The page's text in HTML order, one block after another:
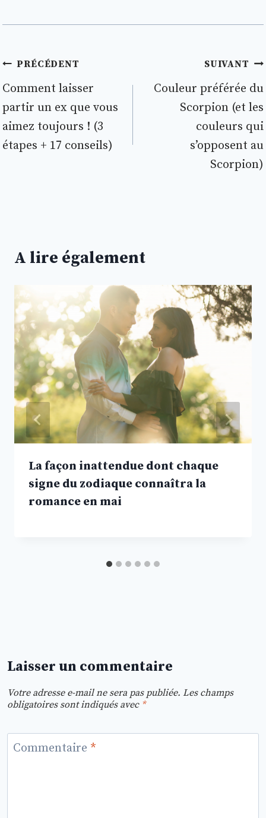
Navigation
de
l’article
PRÉCÉDENT
Comment laisser
partir un ex que vous
aimez toujours ! (3
étapes + 17 conseils)
SUIVANT
Couleur préférée du
Scorpion (et les
couleurs qui
s’opposent au
Scorpion)
A lire également
La façon inattendue dont chaque
signe du zodiaque connaîtra la
romance en mai
Laisser un commentaire
Votre adresse e-mail ne sera pas publiée. Les champs
obligatoires sont indiqués avec *
Commentaire *